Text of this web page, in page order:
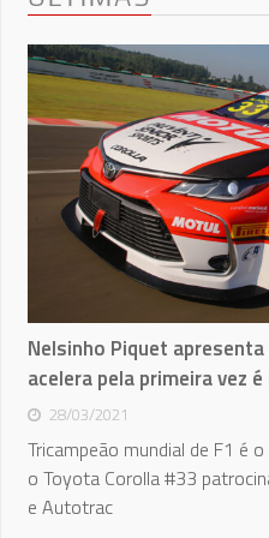
Nelsinho Piquet
acelera pela primeira vez
28/03/2021
Tricampeão mundial de F1 é
o Toyota Corolla #33
e Autotrac